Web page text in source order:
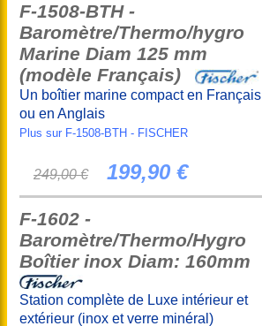
F-1508-BTH -
Baromètre/Thermo/hygro
Marine Diam 125 mm
(modèle Français)
Un boîtier marine compact en Français
ou en Anglais
Plus sur F-1508-BTH - FISCHER
249,00 € 199,90 €
F-1602 -
Baromètre/Thermo/Hygro
Boîtier inox Diam: 160mm
Station complète de Luxe intérieur et
extérieur (inox et verre minéral)